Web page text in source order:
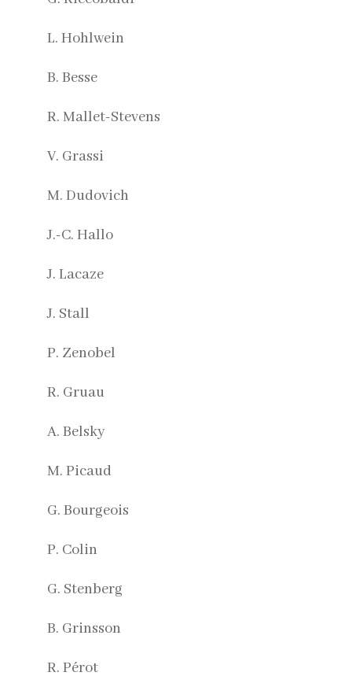
L. Hohlwein
B. Besse
R. Mallet-Stevens
V. Grassi
M. Dudovich
J.-C. Hallo
J. Lacaze
J. Stall
P. Zenobel
R. Gruau
A. Belsky
M. Picaud
G. Bourgeois
P. Colin
G. Stenberg
B. Grinsson
R. Pérot